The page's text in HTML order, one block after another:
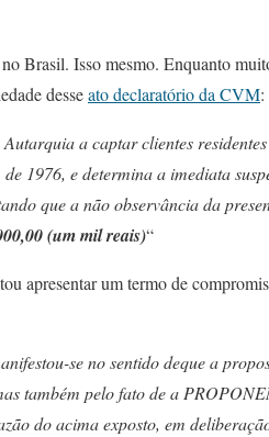
Brasil. Isso mesmo. Enquanto
desseato declaratório da CVM:
a captar clientes
1976, e determina a imediata
que a não observância da
(um mil reais)“
apresentar um termo de
se no sentido deque a
também pelo fato de a
do acima exposto, em